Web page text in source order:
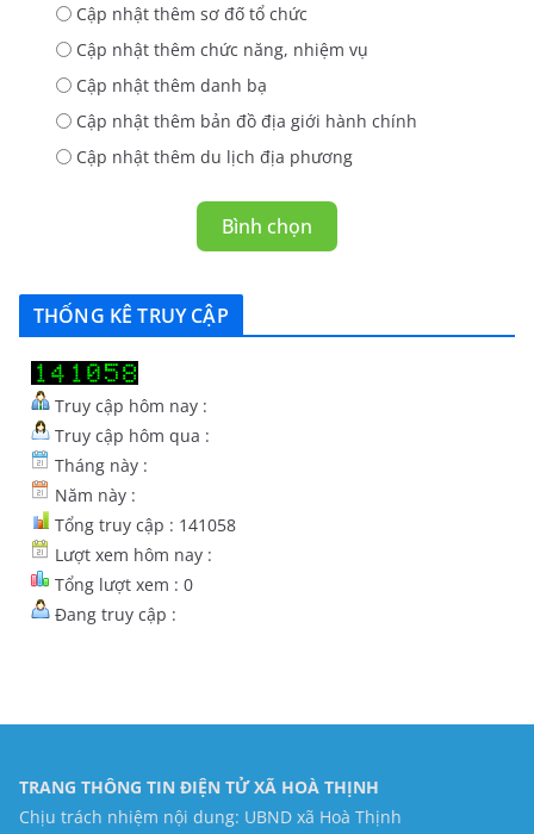
Cập nhật thêm sơ đố tổ chức
Cập nhật thêm chức năng, nhiệm vụ
Cập nhật thêm danh bạ
Cập nhật thêm bản đồ địa giới hành chính
Cập nhật thêm du lịch địa phương
Bình chọn
THỐNG KÊ TRUY CẬP
Truy cập hôm nay :
Truy cập hôm qua :
Tháng này :
Năm này :
Tổng truy cập : 141058
Lượt xem hôm nay :
Tổng lượt xem : 0
Đang truy cập :
TRANG THÔNG TIN ĐIỆN TỬ XÃ HOÀ THỊNH
Chịu trách nhiệm nội dung: UBND xã Hoà Thịnh